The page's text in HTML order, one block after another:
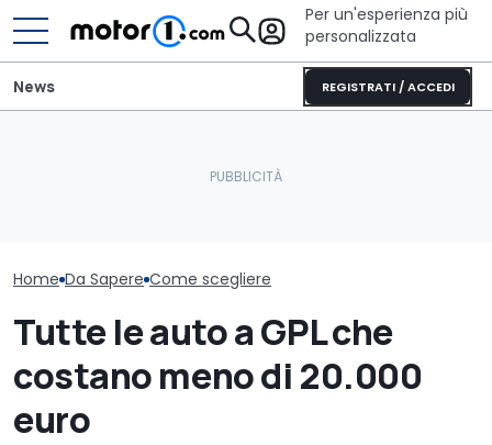
Per un'esperienza più
personalizzata
REGISTRATI / ACCEDI
News
Home Da Sapere Come scegliere
Tutte le auto a GPL che
costano meno di 20.000
euro